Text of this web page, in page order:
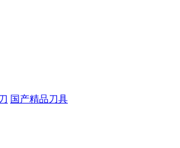
国产精品刀具